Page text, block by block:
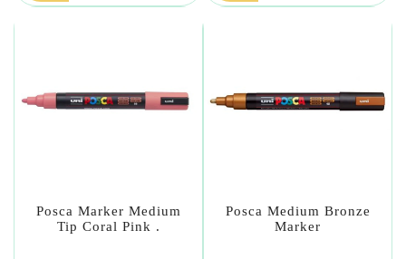
Posca Marker Medium
Tip Coral Pink .
Posca Medium Bronze
Marker